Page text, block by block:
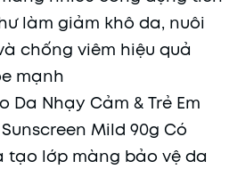
làm giảm khô da, nuôi
chống viêm hiệu quả
mạnh
Da Nhạy Cảm & Trẻ Em
Mild 90g Có
tạo lớp màng bảo vệ da